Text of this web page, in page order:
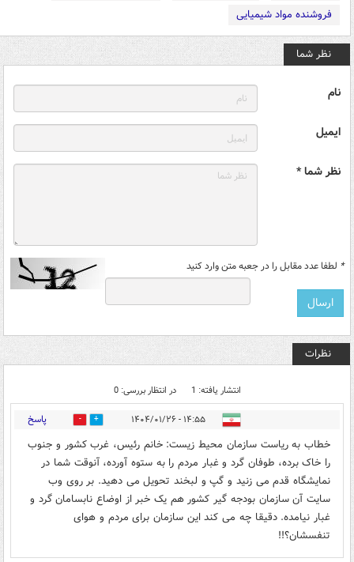
فروشنده مواد شیمیایی
نظر شما
نام
ایمیل
نظر شما *
* لطفا عدد مقابل را در جعبه متن وارد کنید
نظرات
انتشار یافته: 1 در انتظار بررسی: 0
۱۴:۵۵ - ۱۴۰۴/۰۱/۲۶ 1 پاسخ
خطاب به ریاست سازمان محیط زیست: خانم رئیس، غرب کشور و جنوب
را خاک برده، طوفان گرد و غبار مردم را به ستوه آورده، آنوقت شما در
نمایشگاه قدم می زنید و گپ و لبخند تحویل می دهید. بر روی وب
سایت آن سازمان بودجه گیر کشور هم یک خبر از اوضاع نابسامان گرد و
غبار نیامده. دقیقا چه می کند این سازمان برای مردم و هوای
تنفسشان؟!!